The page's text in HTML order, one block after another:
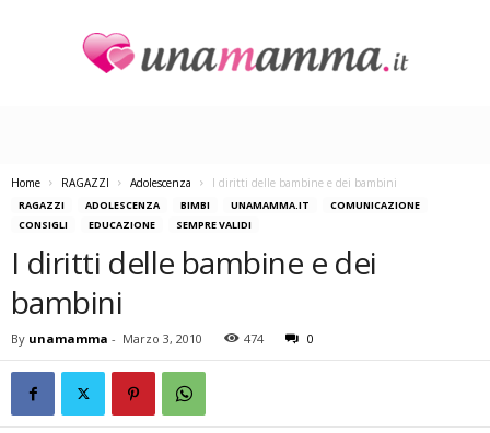
Home RAGAZZI Adolescenza I diritti delle bambine e dei bambini
RAGAZZI ADOLESCENZA BIMBI UNAMAMMA.IT
COMUNICAZIONE
CONSIGLI
EDUCAZIONE SEMPRE VALIDI
I diritti delle bambine e dei
bambini
By unamamma - Marzo 3, 2010 474 0